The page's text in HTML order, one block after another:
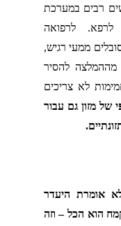
רבים במערכת
לרפואה
ממעי רגיש,
מההמלצה להסיר
לא צריכים
של מזון גם עבור
אומרת היעדר
הוא הכל – וזה